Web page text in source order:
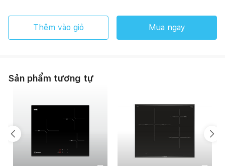
Thêm vào giỏ Mua ngay
Sản phẩm tương tự